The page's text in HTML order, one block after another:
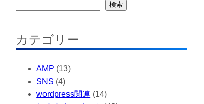
検索
カテゴリー
AMP (13)
SNS (4)
wordpress関連 (14)